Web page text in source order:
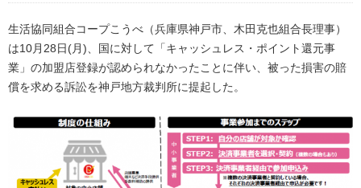
生活協同組合コープこうべ（兵庫県神戸市、木田克也組合長理事）
は10月28日(月)、国に対して「キャッシュレス・ポイント還元事
業」の加盟店登録が認められなかったことに伴い、被った損害の賠
償を求める訴訟を神戸地方裁判所に提起した。